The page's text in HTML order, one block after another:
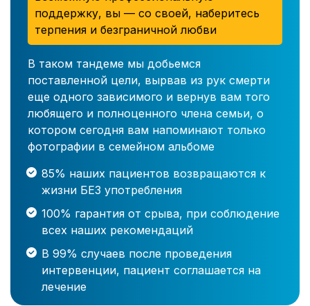
поддержку, вы — со своей, наберитесь
терпения и безграничной любви
В таком тандеме мы добьемся
поставленной цели, вырвав из рук смерти
еще одного зависимого и вернув вам того
любящего и полноценного члена семьи, о
котором сегодня вам напоминают только
фотографии в семейном альбоме
85% наших пациентов возвращаются к
жизни БЕЗ употребления
100% гарантия от срыва, при соблюдение
всех наших рекомендаций
В 99% случаев после проведения
интервенции, пациент соглашается на
лечение